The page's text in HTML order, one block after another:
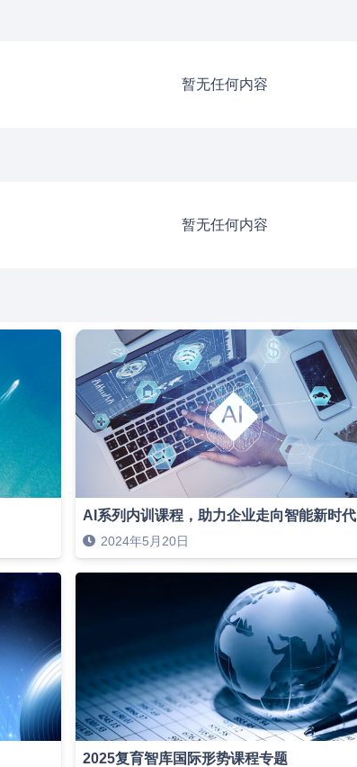
暂无任何内容
暂无任何内容
AI系列内训课程，助力企业走向智能新时代
2024年5月20日
2025复育智库国际形势课程专题